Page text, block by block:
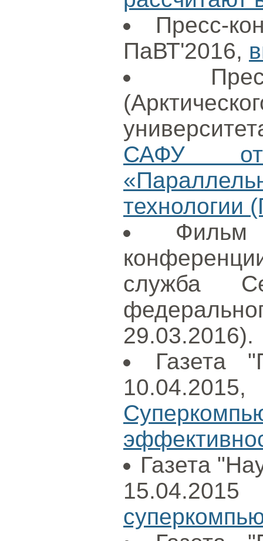
Пресс-
ПаВТ'2016,
САФУ
технологии
служба
29.03.2016).
Газета
Газета